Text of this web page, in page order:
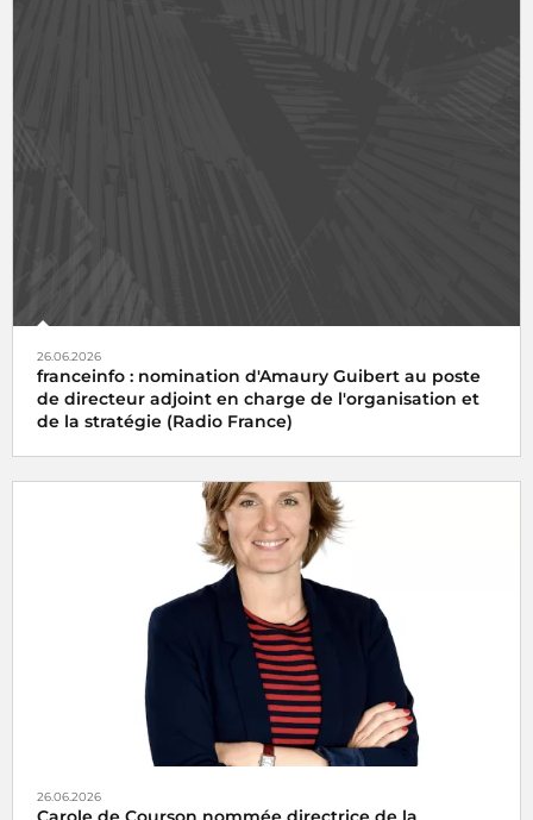
26.06.2026
franceinfo : nomination d'Amaury Guibert au poste
de directeur adjoint en charge de l'organisation et
de la stratégie (Radio France)
26.06.2026